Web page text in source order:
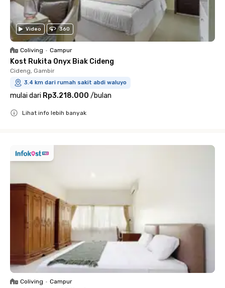
Video 360
Coliving • Campur
Kost Rukita Onyx Biak Cideng
Cideng, Gambir
3.4 km dari rumah sakit abdi waluyo
mulai dari Rp3.218.000 /bulan
Lihat info lebih banyak
Coliving • Campur